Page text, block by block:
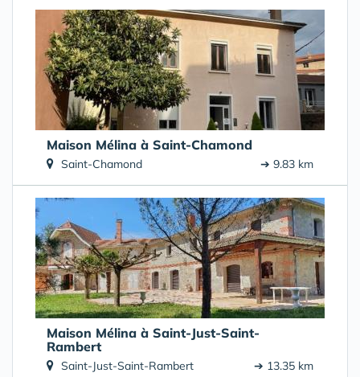
Maison Mélina à Saint-Chamond
Saint-Chamond ➔ 9.83 km
Maison Mélina à Saint-Just-Saint-
Rambert
Saint-Just-Saint-Rambert ➔ 13.35 km